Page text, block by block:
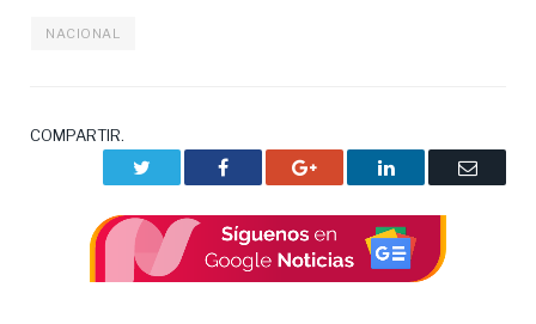
NACIONAL
COMPARTIR.
Facebook Google+ LinkedIn
Correo